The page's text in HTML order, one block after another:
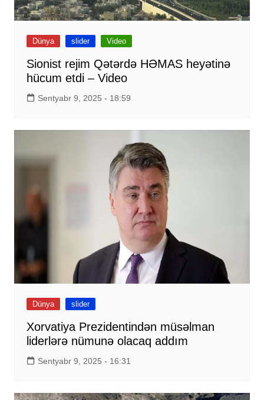
Dünya slider Video
Sionist rejim Qətərdə HƏMAS heyətinə
hücum etdi – Video
Sentyabr 9, 2025 - 18:59
Dünya slider
Xorvatiya Prezidentindən müsəlman
liderlərə nümunə olacaq addım
Sentyabr 9, 2025 - 16:31